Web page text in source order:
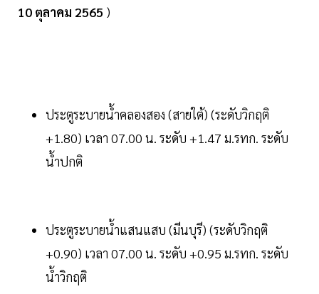
10 ตุลาคม 2565 )
ประตูระบายน้ำคลองสอง (สายใต้) (ระดับวิกฤติ
+1.80) เวลา 07.00 น. ระดับ +1.47 ม.รทก. ระดับ
น้ำปกติ
ประตูระบายน้ำแสนแสบ (มีนบุรี) (ระดับวิกฤติ
+0.90) เวลา 07.00 น. ระดับ +0.95 ม.รทก. ระดับ
น้ำวิกฤติ